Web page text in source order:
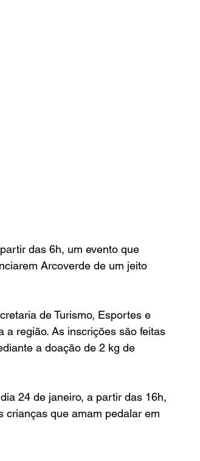
das 6h, um evento que
Arcoverde de um jeito
de Turismo, Esportes e
a região. As inscrições são feitas
a doação de 2 kg de
24 de janeiro, a partir das 16h,
crianças que amam pedalar em